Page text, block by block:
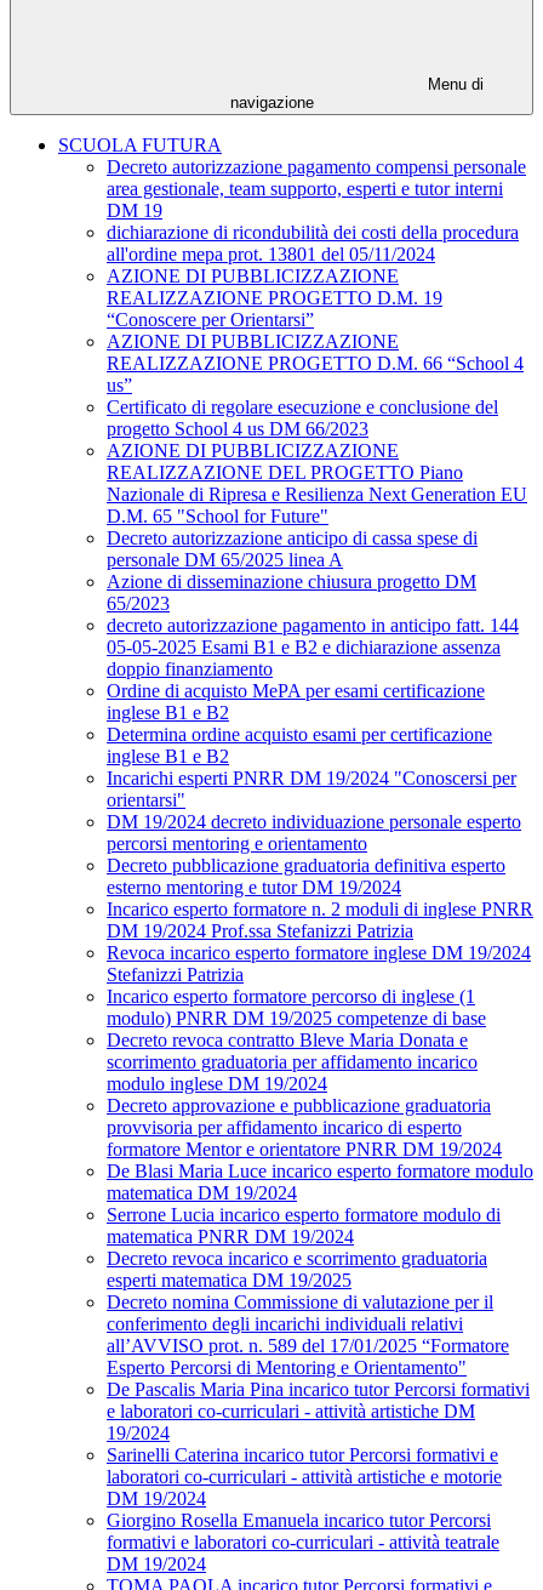
Menu di
navigazione
SCUOLA FUTURA
Decreto autorizzazione pagamento compensi personale
area gestionale, team supporto, esperti e tutor interni
DM 19
dichiarazione di ricondubilità dei costi della procedura
all'ordine mepa prot. 13801 del 05/11/2024
AZIONE DI PUBBLICIZZAZIONE
REALIZZAZIONE PROGETTO D.M. 19
“Conoscere per Orientarsi”
AZIONE DI PUBBLICIZZAZIONE
REALIZZAZIONE PROGETTO D.M. 66 “School 4
us”
Certificato di regolare esecuzione e conclusione del
progetto School 4 us DM 66/2023
AZIONE DI PUBBLICIZZAZIONE
REALIZZAZIONE DEL PROGETTO Piano
Nazionale di Ripresa e Resilienza Next Generation EU
D.M. 65 "School for Future"
Decreto autorizzazione anticipo di cassa spese di
personale DM 65/2025 linea A
Azione di disseminazione chiusura progetto DM
65/2023
decreto autorizzazione pagamento in anticipo fatt. 144
05-05-2025 Esami B1 e B2 e dichiarazione assenza
doppio finanziamento
Ordine di acquisto MePA per esami certificazione
inglese B1 e B2
Determina ordine acquisto esami per certificazione
inglese B1 e B2
Incarichi esperti PNRR DM 19/2024 "Conoscersi per
orientarsi"
DM 19/2024 decreto individuazione personale esperto
percorsi mentoring e orientamento
Decreto pubblicazione graduatoria definitiva esperto
esterno mentoring e tutor DM 19/2024
Incarico esperto formatore n. 2 moduli di inglese PNRR
DM 19/2024 Prof.ssa Stefanizzi Patrizia
Revoca incarico esperto formatore inglese DM 19/2024
Stefanizzi Patrizia
Incarico esperto formatore percorso di inglese (1
modulo) PNRR DM 19/2025 competenze di base
Decreto revoca contratto Bleve Maria Donata e
scorrimento graduatoria per affidamento incarico
modulo inglese DM 19/2024
Decreto approvazione e pubblicazione graduatoria
provvisoria per affidamento incarico di esperto
formatore Mentor e orientatore PNRR DM 19/2024
De Blasi Maria Luce incarico esperto formatore modulo
matematica DM 19/2024
Serrone Lucia incarico esperto formatore modulo di
matematica PNRR DM 19/2024
Decreto revoca incarico e scorrimento graduatoria
esperti matematica DM 19/2025
Decreto nomina Commissione di valutazione per il
conferimento degli incarichi individuali relativi
all’AVVISO prot. n. 589 del 17/01/2025 “Formatore
Esperto Percorsi di Mentoring e Orientamento"
De Pascalis Maria Pina incarico tutor Percorsi formativi
e laboratori co-curriculari - attività artistiche DM
19/2024
Sarinelli Caterina incarico tutor Percorsi formativi e
laboratori co-curriculari - attività artistiche e motorie
DM 19/2024
Giorgino Rosella Emanuela incarico tutor Percorsi
formativi e laboratori co-curriculari - attività teatrale
DM 19/2024